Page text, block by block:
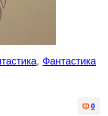
, Фантастика
0